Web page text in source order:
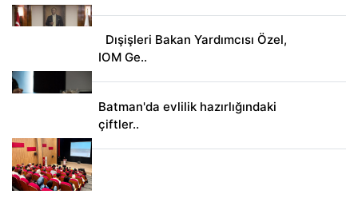
Dışişleri Bakan Yardımcısı Özel,
IOM Ge..
Batman'da evlilik hazırlığındaki
çiftler..